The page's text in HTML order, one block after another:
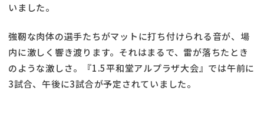
いました。
強靭な肉体の選手たちがマットに打ち付けられる音が、場
内に激しく響き渡ります。それはまるで、雷が落ちたとき
のような激しさ。『1.5平和堂アルプラザ大会』では午前に
3試合、午後に3試合が予定されていました。